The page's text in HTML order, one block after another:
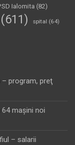
Ialomita (82)
(611) spital (64)
program, preţ
64 maşini noi
– salarii